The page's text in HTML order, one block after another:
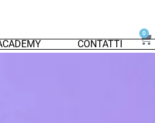
0
CONTATTI